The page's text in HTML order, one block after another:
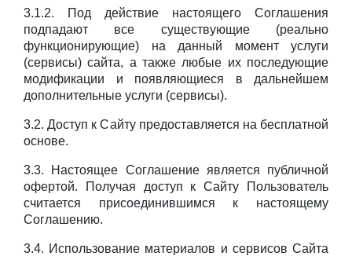
3.1.2. Под действие настоящего Соглашения
подпадают все существующие (реально
функционирующие) на данный момент услуги
(сервисы) сайта, а также любые их последующие
модификации и появляющиеся в дальнейшем
дополнительные услуги (сервисы).
3.2. Доступ к Сайту предоставляется на бесплатной
основе.
3.3. Настоящее Соглашение является публичной
офертой. Получая доступ к Сайту Пользователь
считается присоединившимся к настоящему
Соглашению.
3.4. Использование материалов и сервисов Сайта